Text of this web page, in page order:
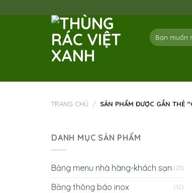
to
Tìm
kiếm:
TRANG CHỦ / SẢN PHẨM ĐƯỢC GẮN THẺ
DANH MỤC SẢN PHẨM
Bảng menu nhà hàng-khách sạn (23)
Bảng thông báo inox (12)